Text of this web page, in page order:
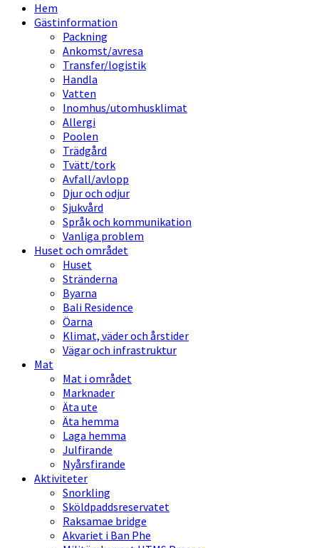
Hem
Gästinformation
Packning
Ankomst/avresa
Transfer/logistik
Handla
Vatten
Inomhus/utomhusklimat
Allergi
Poolen
Trädgård
Tvätt/tork
Avfall/avlopp
Djur och odjur
Sjukvård
Språk och kommunikation
Vanliga problem
Huset och området
Huset
Stränderna
Byarna
Bali Residence
Öarna
Klimat, väder och årstider
Vägar och infrastruktur
Mat
Mat i området
Marknader
Äta ute
Äta hemma
Laga hemma
Julfirande
Nyårsfirande
Aktiviteter
Snorkling
Sköldpaddsreservatet
Raksamae bridge
Akvariet i Ban Phe